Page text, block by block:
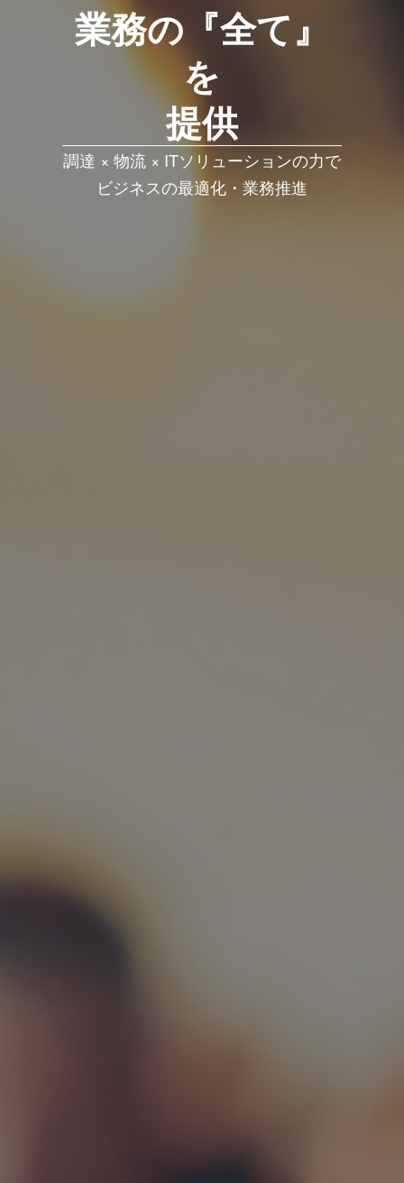
業務の『全て』
を
提供
調達 × 物流 × ITソリューションの力で
ビジネスの最適化・業務推進